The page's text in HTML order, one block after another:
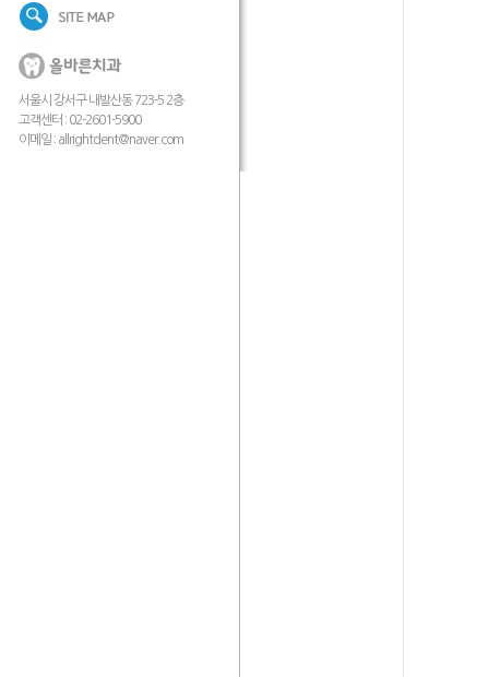
서울시 강서구 내발산동 723-5 2층
고객센터 : 02-2601-5900
이메일 : allrightdent@naver.com